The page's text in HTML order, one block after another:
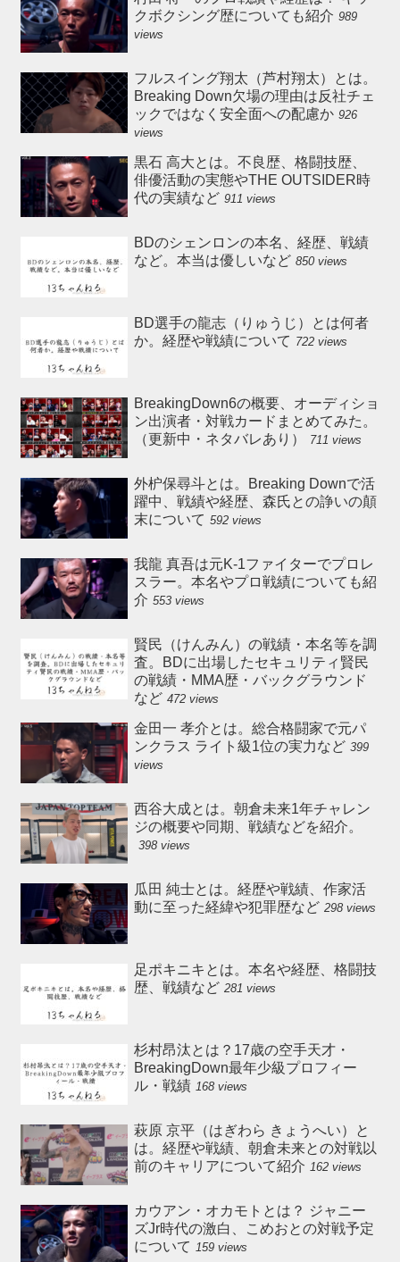
クボクシング歴についても紹介 989
views
フルスイング翔太（芦村翔太）とは。
Breaking Down欠場の理由は反社チェ
ックではなく安全面への配慮か 926
views
黒石 高大とは。不良歴、格闘技歴、
俳優活動の実態やTHE OUTSIDER時
代の実績など 911 views
BDのシェンロンの本名、経歴、戦績
など。本当は優しいなど 850 views
BD選手の龍志（りゅうじ）とは何者
か。経歴や戦績について 722 views
BreakingDown6の概要、オーディショ
ン出演者・対戦カードまとめてみた。
（更新中・ネタバレあり）
711 views
外枦保尋斗とは。Breaking Downで活
躍中、戦績や経歴、森氏との諍いの顛
末について 592 views
我龍 真吾は元K-1ファイターでプロレ
スラー。本名やプロ戦績についても紹
介 553 views
賢民（けんみん）の戦績・本名等を調
査。BDに出場したセキュリティ賢民
の戦績・MMA歴・バックグラウンド
など 472 views
金田一 孝介とは。総合格闘家で元パ
ンクラス ライト級1位の実力など 399
views
西谷大成とは。朝倉未来1年チャレン
ジの概要や同期、戦績などを紹介。
398 views
瓜田 純士とは。経歴や戦績、作家活
動に至った経緯や犯罪歴など 298 views
足ポキニキとは。本名や経歴、格闘技
歴、戦績など 281 views
杉村昂汰とは？17歳の空手天才・
BreakingDown最年少級プロフィー
ル・戦績 168 views
萩原 京平（はぎわら きょうへい）と
は。経歴や戦績、朝倉未来との対戦以
前のキャリアについて紹介 162 views
カウアン・オカモトとは？ ジャニー
ズJr時代の激白、こめおとの対戦予定
について 159 views